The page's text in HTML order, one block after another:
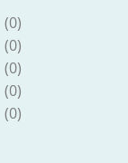
(0)
(0)
(0)
(0)
(0)